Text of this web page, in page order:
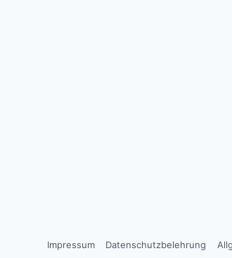
Impressum Datenschutzbelehrung